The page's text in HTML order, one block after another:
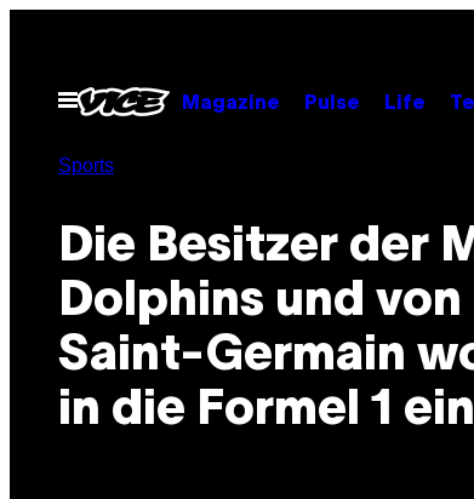
contentOpen
Menu
Magazine Pulse Life
Sports
Die Besitzer der
Dolphins und von
Saint-Germain
in die Formel 1